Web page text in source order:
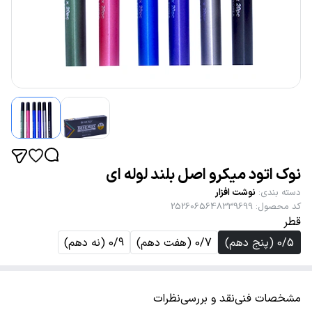
نوک اتود میکرو اصل بلند لوله ای
دسته بندی: نوشت افزار
کد محصول:
2526065648339699
قطر
0/5 (پنج دهم)
0/7 (هفت دهم) 0/9 (نه دهم)
مشخصات فنینقد و بررسینظرات